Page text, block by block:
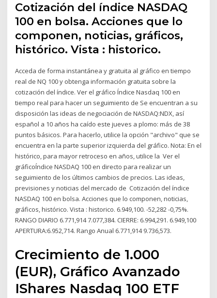
Cotización del índice NASDAQ
100 en bolsa. Acciones que lo
componen, noticias, gráficos,
histórico. Vista : historico.
Acceda de forma instantánea y gratuita al gráfico en tiempo
real de NQ 100 y obtenga información gratuita sobre la
cotización del índice. Ver el gráfico Índice Nasdaq 100 en
tiempo real para hacer un seguimiento de Se encuentran a su
disposición las ideas de negociación de NASDAQ:NDX, así
español a 10 años ha caído este jueves a plomo: más de 38
puntos básicos. Para hacerlo, utilice la opción "archivo" que se
encuentra en la parte superior izquierda del gráfico. Nota: En el
histórico, para mayor retroceso en años, utilice la Ver el
gráficoÍndice NASDAQ 100 en directo para realizar un
seguimiento de los últimos cambios de precios. Las ideas,
previsiones y noticias del mercado de Cotización del índice
NASDAQ 100 en bolsa. Acciones que lo componen, noticias,
gráficos, histórico. Vista : historico. 6.949,100. -52,282 -0,75%.
RANGO DIARIO 6.771,914 7.077,384. CIERRE: 6.994,291. 6.949,100
APERTURA:6.952,714. Rango Anual 6.771,914 9.736,573.
Crecimiento de 1.000
(EUR), Gráfico Avanzado
IShares Nasdaq 100 ETF